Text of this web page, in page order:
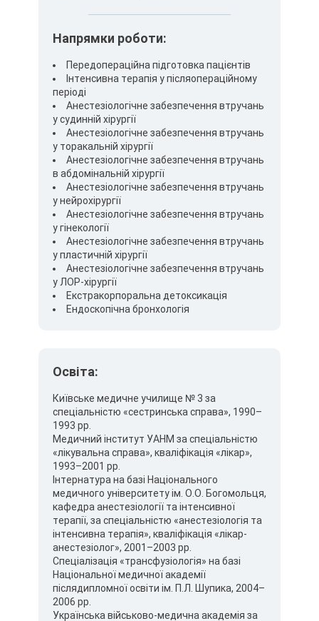
Напрямки роботи:
Передопераційна підготовка пацієнтів
Інтенсивна терапія у післяопераційному
періоді
Анестезіологічне забезпечення втручань
у судинній хірургії
Анестезіологічне забезпечення втручань
у торакальній хірургії
Анестезіологічне забезпечення втручань
в абдомінальній хірургії
Анестезіологічне забезпечення втручань
у нейрохірургії
Анестезіологічне забезпечення втручань
у гінекології
Анестезіологічне забезпечення втручань
у пластичній хірургії
Анестезіологічне забезпечення втручань
у ЛОР-хірургії
Екстракорпоральна детоксикація
Ендоскопічна бронхологія
Освіта:
Київське медичне училище № 3 за
спеціальністю «сестринська справа», 1990–
1993 рр.
Медичний інститут УАНМ за спеціальністю
«лікувальна справа», кваліфікація «лікар»,
1993–2001 рр.
Інтернатура на базі Національного
медичного університету ім. О.О. Богомольця,
кафедра анестезіології та інтенсивної
терапії, за спеціальністю «анестезіологія та
інтенсивна терапія», кваліфікація «лікар-
анестезіолог», 2001–2003 рр.
Спеціалізація «трансфузіологія» на базі
Національної медичної академії
післядипломної освіти ім. П.Л. Шупика, 2004–
2006 рр.
Українська військово-медична академія за